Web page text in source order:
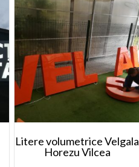
Litere volumetrice Velgala
Horezu Vilcea